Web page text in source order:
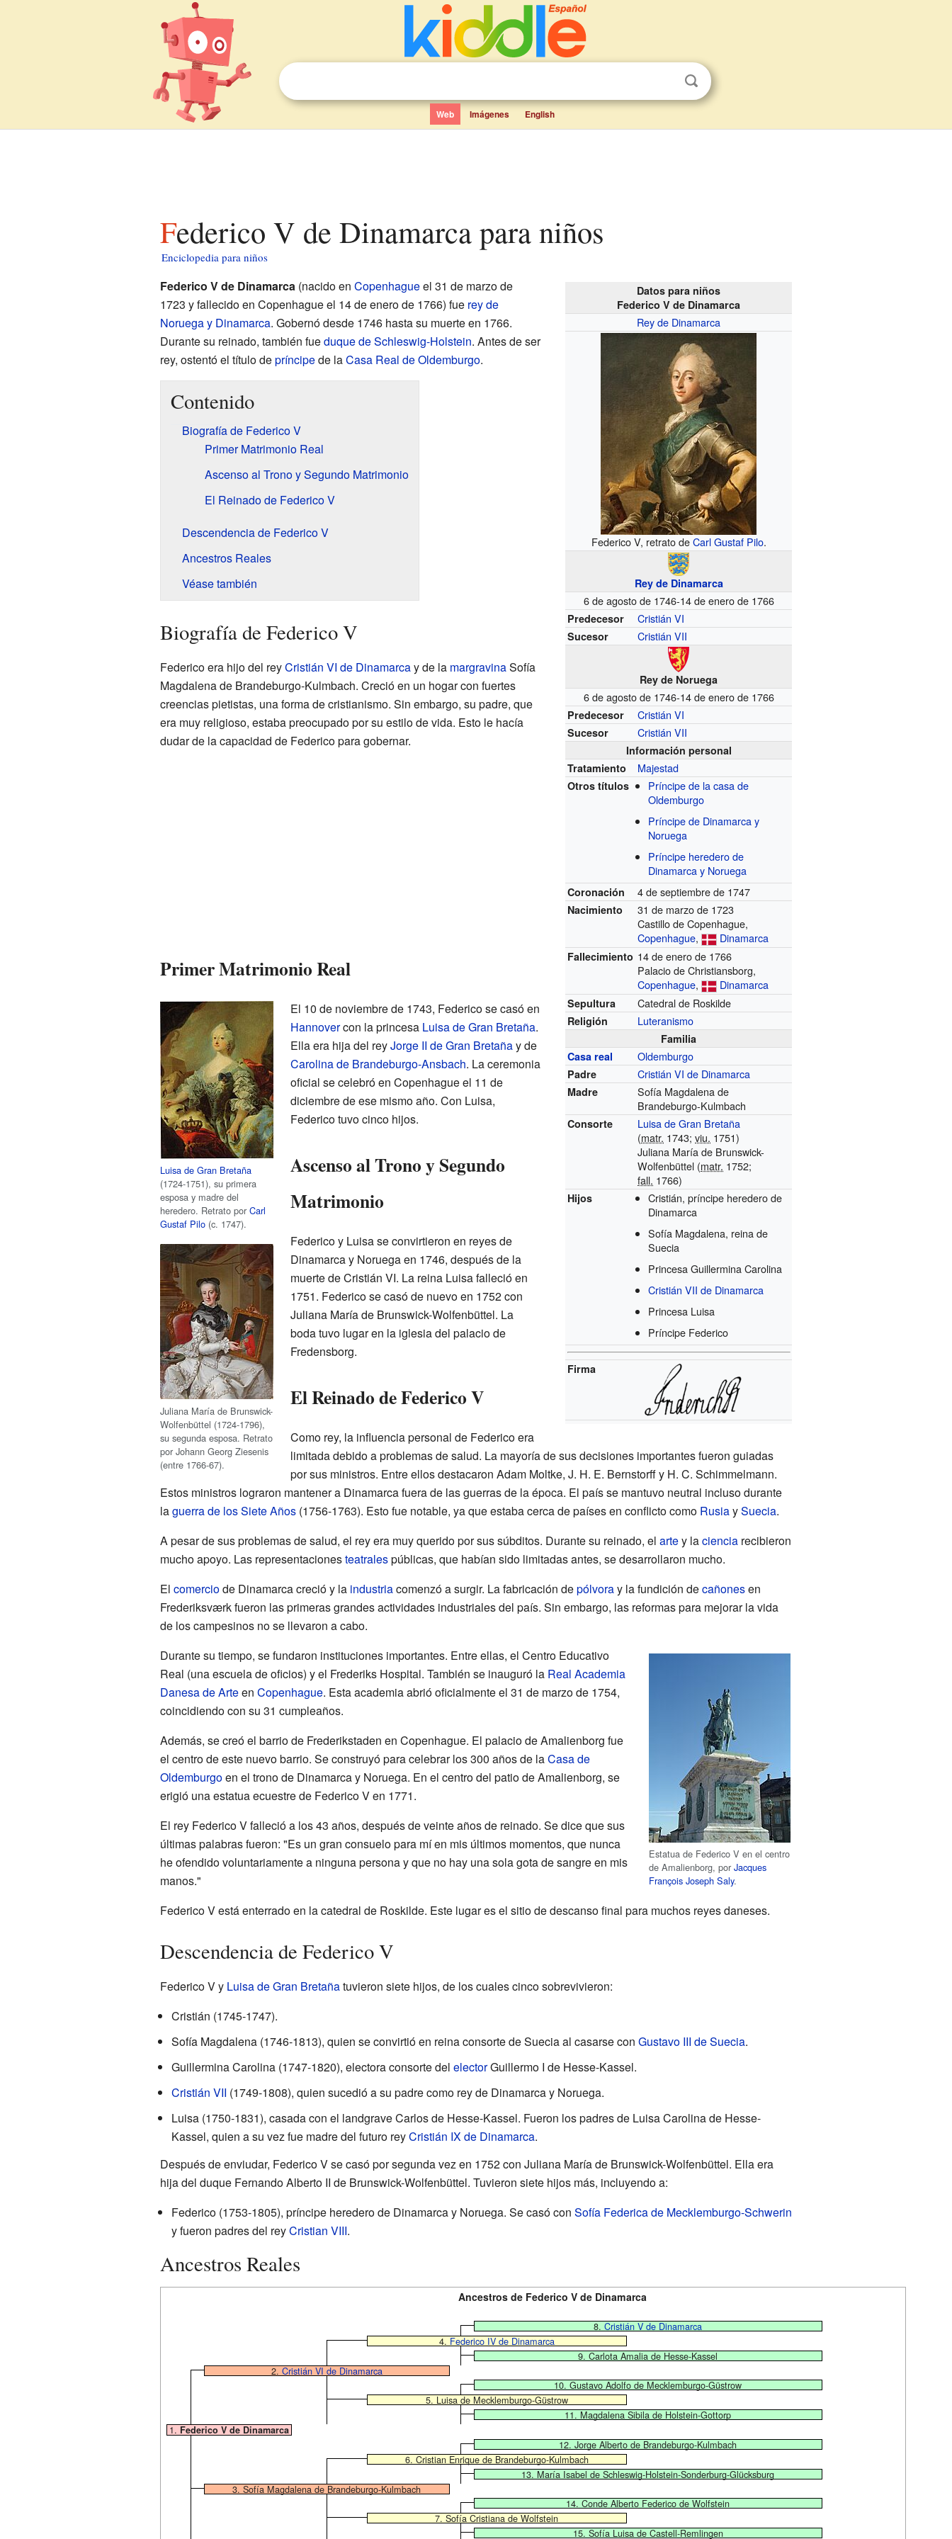
Web Imágenes English
Federico V de Dinamarca para niños
Enciclopedia para niños
Datos para niños
Federico V de Dinamarca
Rey de Dinamarca
Federico V, retrato deCarl Gustaf Pilo.
Rey de Dinamarca
6 de agosto de 1746-14 de enero de 1766
Predecesor Cristián VI
Sucesor Cristián VII
Rey de Noruega
6 de agosto de 1746-14 de enero de 1766
Predecesor Cristián VI
Sucesor Cristián VII
Información personal
Tratamiento
Majestad
Otros títulos
Príncipe de la casa de
Oldemburgo
Príncipe de Dinamarca y
Noruega
Príncipe heredero de
Dinamarca y Noruega
Coronación 4 de septiembre de 1747
Nacimiento
31 de marzo de 1723
Castillo de Copenhague,
Copenhague, Dinamarca
Fallecimiento 14 de enero de 1766
Palacio de Christiansborg,
Copenhague, Dinamarca
Sepultura Catedral de Roskilde
Religión Luteranismo
Familia
Casa real
Oldemburgo
Padre Cristián VI de Dinamarca
Madre
Sofía Magdalena de
Brandeburgo-Kulmbach
Consorte
Luisa de Gran Bretaña
(matr. 1743;viu. 1751)
Juliana María de Brunswick-
Wolfenbüttel (matr. 1752;
fall. 1766)
Hijos
Cristián, príncipe heredero de
Dinamarca
Sofía Magdalena, reina de
Suecia
Princesa Guillermina Carolina
Cristián VII de Dinamarca
Princesa Luisa
Príncipe Federico
Firma
Federico V de Dinamarca(nacido en Copenhagueel 31 de marzo de
1723 y fallecido en Copenhague el 14 de enero de 1766) fue rey de
Noruega y Dinamarca. Gobernó desde 1746 hasta su muerte en 1766.
Durante su reinado, también fueduque de Schleswig-Holstein. Antes de ser
rey, ostentó el título depríncipede laCasa Real de Oldemburgo.
Contenido
Biografía de Federico V
Primer Matrimonio Real
Ascenso al Trono y Segundo Matrimonio
El Reinado de Federico V
Descendencia de Federico V
Ancestros Reales
Véase también
Biografía de Federico V
Federico era hijo del reyCristián VI de Dinamarcay de la margravinaSofía
Magdalena de Brandeburgo-Kulmbach. Creció en un hogar con fuertes
creencias pietistas, una forma de cristianismo. Sin embargo, su padre, que
era muy religioso, estaba preocupado por su estilo de vida. Esto le hacía
dudar de la capacidad de Federico para gobernar.
Primer Matrimonio Real
Luisa de Gran Bretaña
(1724-1751), su primera
esposa y madre del
heredero. Retrato por Carl
Gustaf Pilo(c. 1747).
El 10 de noviembre de 1743, Federico se casó en
Hannovercon la princesa Luisa de Gran Bretaña.
Ella era hija del reyJorge II de Gran Bretañay de
Carolina de Brandeburgo-Ansbach. La ceremonia
oficial se celebró en Copenhague el 11 de
diciembre de ese mismo año. Con Luisa,
Federico tuvo cinco hijos.
Ascenso al Trono y Segundo
Matrimonio
Juliana María de Brunswick-
Wolfenbüttel (1724-1796),
su segunda esposa. Retrato
por Johann Georg Ziesenis
(entre 1766-67).
Federico y Luisa se convirtieron en reyes de
Dinamarca y Noruega en 1746, después de la
muerte de Cristián VI. La reina Luisa falleció en
1751. Federico se casó de nuevo en 1752 con
Juliana María de Brunswick-Wolfenbüttel. La
boda tuvo lugar en la iglesia del palacio de
Fredensborg.
El Reinado de Federico V
Como rey, la influencia personal de Federico era
limitada debido a problemas de salud. La mayoría de sus decisiones importantes fueron guiadas
por sus ministros. Entre ellos destacaron Adam Moltke, J. H. E. Bernstorff y H. C. Schimmelmann.
Estos ministros lograron mantener a Dinamarca fuera de las guerras de la época. El país se mantuvo neutral incluso durante
laguerra de los Siete Años(1756-1763). Esto fue notable, ya que estaba cerca de países en conflicto como RusiaySuecia.
A pesar de sus problemas de salud, el rey era muy querido por sus súbditos. Durante su reinado, el artey lacienciarecibieron
mucho apoyo. Las representacionesteatralespúblicas, que habían sido limitadas antes, se desarrollaron mucho.
El comerciode Dinamarca creció y la industriacomenzó a surgir. La fabricación depólvoray la fundición decañonesen
Frederiksværk fueron las primeras grandes actividades industriales del país. Sin embargo, las reformas para mejorar la vida
de los campesinos no se llevaron a cabo.
Estatua de Federico V en el centro
de Amalienborg, porJacques
François Joseph Saly.
Durante su tiempo, se fundaron instituciones importantes. Entre ellas, el Centro Educativo
Real (una escuela de oficios) y el Frederiks Hospital. También se inauguró la Real Academia
Danesa de Arteen Copenhague. Esta academia abrió oficialmente el 31 de marzo de 1754,
coincidiendo con su 31 cumpleaños.
Además, se creó el barrio de Frederikstaden en Copenhague. El palacio de Amalienborg fue
el centro de este nuevo barrio. Se construyó para celebrar los 300 años de laCasa de
Oldemburgoen el trono de Dinamarca y Noruega. En el centro del patio de Amalienborg, se
erigió una estatua ecuestre de Federico V en 1771.
El rey Federico V falleció a los 43 años, después de veinte años de reinado. Se dice que sus
últimas palabras fueron: "Es un gran consuelo para mí en mis últimos momentos, que nunca
he ofendido voluntariamente a ninguna persona y que no hay una sola gota de sangre en mis
manos."
Federico V está enterrado en la catedral de Roskilde. Este lugar es el sitio de descanso final para muchos reyes daneses.
Descendencia de Federico V
Federico V y Luisa de Gran Bretañatuvieron siete hijos, de los cuales cinco sobrevivieron:
Cristián (1745-1747).
Sofía Magdalena (1746-1813), quien se convirtió en reina consorte de Suecia al casarse con Gustavo III de Suecia.
Guillermina Carolina (1747-1820), electora consorte del electorGuillermo I de Hesse-Kassel.
Cristián VII (1749-1808), quien sucedió a su padre como rey de Dinamarca y Noruega.
Luisa (1750-1831), casada con el landgrave Carlos de Hesse-Kassel. Fueron los padres de Luisa Carolina de Hesse-
Kassel, quien a su vez fue madre del futuro reyCristián IX de Dinamarca.
Después de enviudar, Federico V se casó por segunda vez en 1752 con Juliana María de Brunswick-Wolfenbüttel. Ella era
hija del duque Fernando Alberto II de Brunswick-Wolfenbüttel. Tuvieron siete hijos más, incluyendo a:
Federico (1753-1805), príncipe heredero de Dinamarca y Noruega. Se casó con Sofía Federica de Mecklemburgo-Schwerin
y fueron padres del reyCristian VIII.
Ancestros Reales
Ancestros de Federico V de Dinamarca
8.Cristián V de Dinamarca
4.Federico IV de Dinamarca
9. Carlota Amalia de Hesse-Kassel
2.Cristián VI de Dinamarca
10. Gustavo Adolfo de Mecklemburgo-Güstrow
5. Luisa de Mecklemburgo-Güstrow
11. Magdalena Sibila de Holstein-Gottorp
1.Federico V de Dinamarca
12. Jorge Alberto de Brandeburgo-Kulmbach
6. Cristian Enrique de Brandeburgo-Kulmbach
13. María Isabel de Schleswig-Holstein-Sonderburg-Glücksburg
3. Sofía Magdalena de Brandeburgo-Kulmbach
14. Conde Alberto Federico de Wolfstein
7. Sofía Cristiana de Wolfstein
15. Sofía Luisa de Castell-Remlingen